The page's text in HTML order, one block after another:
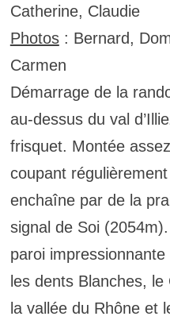
Catherine, Claudie
Photos: Bernard,
Carmen
Démarrage de la
au-dessus du val
frisquet. Montée
coupant
enchaîne par de la
signal de Soi
paroi
les dents Blanches,
la vallée du Rhône et